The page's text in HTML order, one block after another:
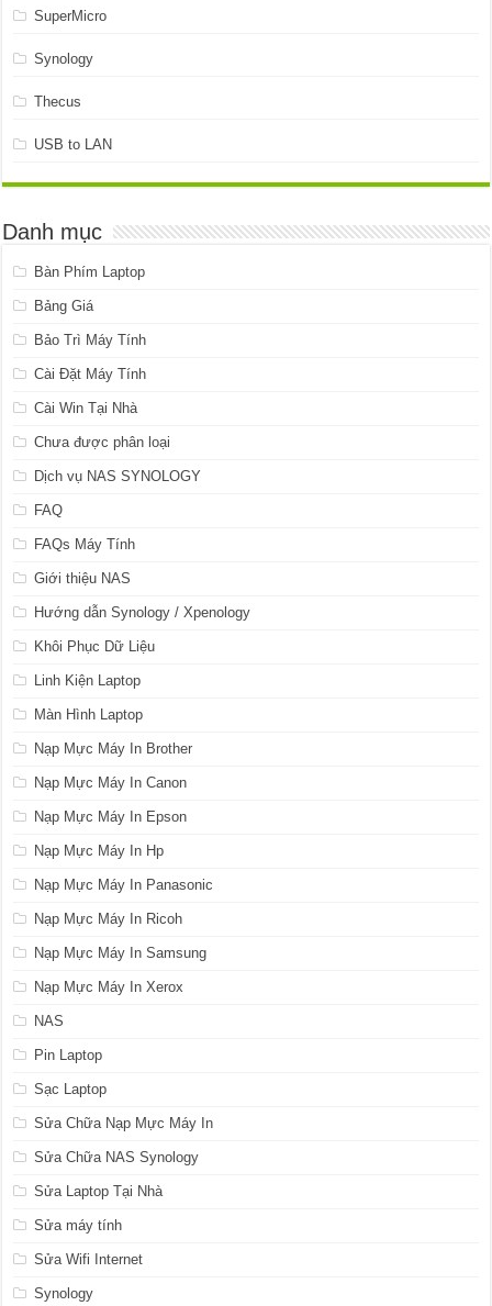
SuperMicro
Synology
Thecus
USB to LAN
Danh mục
Bàn Phím Laptop
Bảng Giá
Bảo Trì Máy Tính
Cài Đặt Máy Tính
Cài Win Tại Nhà
Chưa được phân loại
Dịch vụ NAS SYNOLOGY
FAQ
FAQs Máy Tính
Giới thiệu NAS
Hướng dẫn Synology / Xpenology
Khôi Phục Dữ Liệu
Linh Kiện Laptop
Màn Hình Laptop
Nạp Mực Máy In Brother
Nạp Mực Máy In Canon
Nạp Mực Máy In Epson
Nạp Mực Máy In Hp
Nạp Mực Máy In Panasonic
Nạp Mực Máy In Ricoh
Nạp Mực Máy In Samsung
Nạp Mực Máy In Xerox
NAS
Pin Laptop
Sạc Laptop
Sửa Chữa Nạp Mực Máy In
Sửa Chữa NAS Synology
Sửa Laptop Tại Nhà
Sửa máy tính
Sửa Wifi Internet
Synology